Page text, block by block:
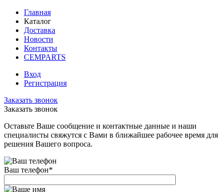
Главная
Каталог
Доставка
Новости
Контакты
CEMPARTS
Вход
Регистрация
Заказать звонок
Заказать звонок
Оставьте Ваше сообщение и контактные данные и наши
специалисты свяжутся с Вами в ближайшее рабочее время для
решения Вашего вопроса.
Ваш телефон*